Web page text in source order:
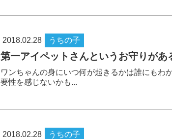
2018.02.28 うちの子
第一アイペットさんというお守りがあ
ワンちゃんの身にいつ何が起きるかは誰にもわ
要性を感じないかも...
2018.02.28 うちの子